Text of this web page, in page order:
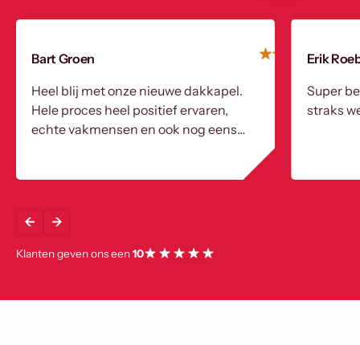
Bart Groen
Heel blij met onze nieuwe dakkapel.
Hele proces heel positief ervaren,
echte vakmensen en ook nog eens
Erik
Super
straks
Klanten geven ons een10